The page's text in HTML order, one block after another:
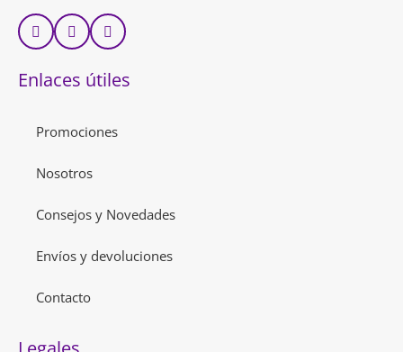
Enlaces útiles
Promociones
Nosotros
Consejos y Novedades
Envíos y devoluciones
Contacto